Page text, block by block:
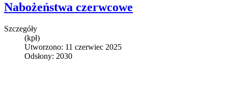
Nabożeństwa czerwcowe
Szczegóły
(kpł)
Utworzono: 11 czerwiec 2025
Odsłony: 2030